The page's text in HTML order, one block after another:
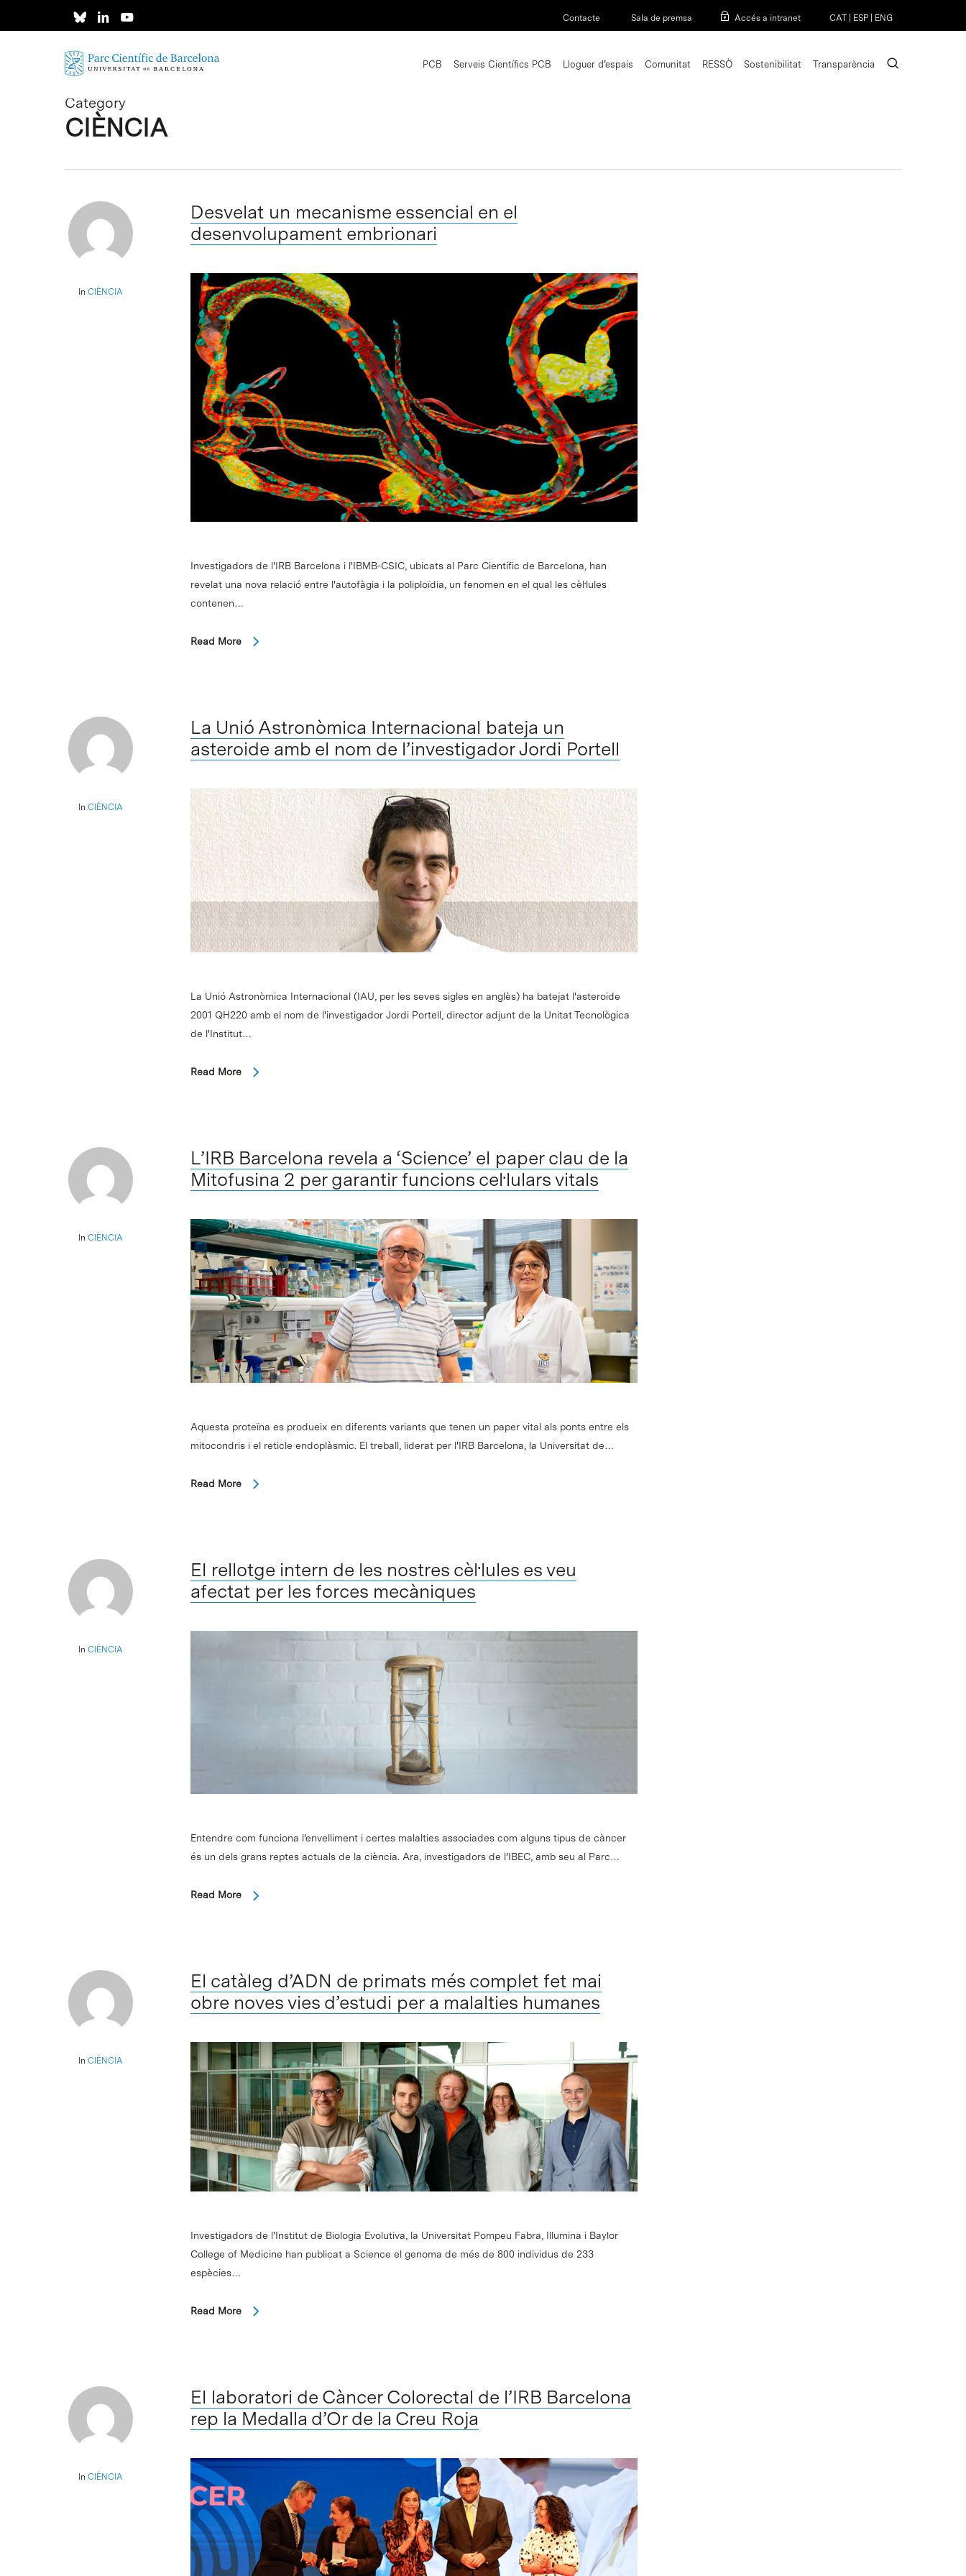
Contacte Sala de premsa Accés a intranet CAT ESP ENG
Intro per buscar o ESC per tancar
PCB Serveis Científics PCB Lloguer d’espais Comunitat RESSÒ Sostenibilitat Transparència search
Category
CIÈNCIA
In CIÈNCIA
Desvelat un mecanisme essencial en el
desenvolupament embrionari
Investigadors de l'IRB Barcelona i l'IBMB-CSIC, ubicats al Parc Científic de Barcelona, han
revelat una nova relació entre l'autofàgia i la poliploïdia, un fenomen en el qual les cèl·lules
contenen…
Read More
In CIÈNCIA
La Unió Astronòmica Internacional bateja un
asteroide amb el nom de l’investigador Jordi Portell
La Unió Astronòmica Internacional (IAU, per les seves sigles en anglès) ha batejat l'asteroide
2001 QH220 amb el nom de l'investigador Jordi Portell, director adjunt de la Unitat Tecnològica
de l'Institut…
Read More
In CIÈNCIA
L’IRB Barcelona revela a ‘Science’ el paper clau de la
Mitofusina 2 per garantir funcions cel·lulars vitals
Aquesta proteïna es produeix en diferents variants que tenen un paper vital als ponts entre els
mitocondris i el reticle endoplàsmic. El treball, liderat per l'IRB Barcelona, la Universitat de…
Read More
In CIÈNCIA
El rellotge intern de les nostres cèl·lules es veu
afectat per les forces mecàniques
Entendre com funciona l’envelliment i certes malalties associades com alguns tipus de càncer
és un dels grans reptes actuals de la ciència. Ara, investigadors de l’IBEC, amb seu al Parc…
Read More
In CIÈNCIA
El catàleg d’ADN de primats més complet fet mai
obre noves vies d’estudi per a malalties humanes
Investigadors de l'Institut de Biologia Evolutiva, la Universitat Pompeu Fabra, Illumina i Baylor
College of Medicine han publicat a Science el genoma de més de 800 individus de 233
espècies…
Read More
In CIÈNCIA
El laboratori de Càncer Colorectal de l’IRB Barcelona
rep la Medalla d’Or de la Creu Roja